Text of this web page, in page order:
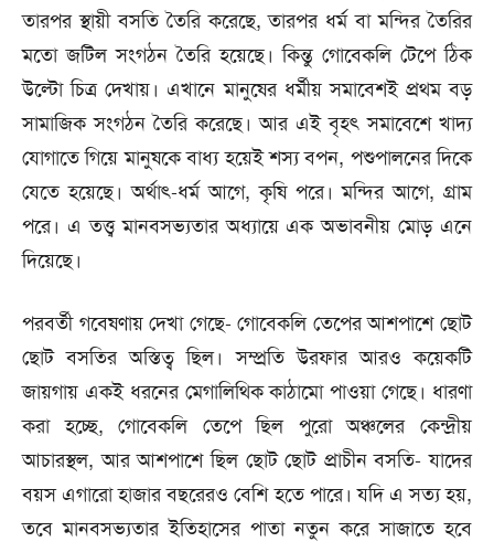
তারপর স্থায়ী বসতি তৈরি করেছে, তারপর ধর্ম বা মন্দির তৈরির
মতো জটিল সংগঠন তৈরি হয়েছে। কিন্তু গোবেকলি টেপে ঠিক
উল্টো চিত্র দেখায়। এখানে মানুষের ধর্মীয় সমাবেশই প্রথম বড়
সামাজিক সংগঠন তৈরি করেছে। আর এই বৃহৎ সমাবেশে খাদ্য
যোগাতে গিয়ে মানুষকে বাধ্য হয়েই শস্য বপন, পশুপালনের দিকে
যেতে হয়েছে। অর্থাৎ-ধর্ম আগে, কৃষি পরে। মন্দির আগে, গ্রাম
পরে। এ তত্ত্ব মানবসভ্যতার অধ্যায়ে এক অভাবনীয় মোড় এনে
দিয়েছে।
পরবর্তী গবেষণায় দেখা গেছে- গোবেকলি তেপের আশপাশে ছোট
ছোট বসতির অস্তিত্ব ছিল। সম্প্রতি উরফার আরও কয়েকটি
জায়গায় একই ধরনের মেগালিথিক কাঠামো পাওয়া গেছে। ধারণা
করা হচ্ছে, গোবেকলি তেপে ছিল পুরো অঞ্চলের কেন্দ্রীয়
আচারস্থল, আর আশপাশে ছিল ছোট ছোট প্রাচীন বসতি- যাদের
বয়স এগারো হাজার বছরেরও বেশি হতে পারে। যদি এ সত্য হয়,
তবে মানবসভ্যতার ইতিহাসের পাতা নতুন করে সাজাতে হবে